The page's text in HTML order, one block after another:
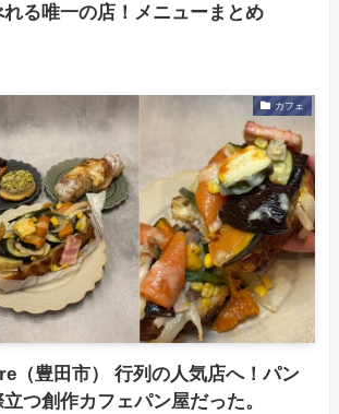
る唯一の店！メニューまとめ
カフェ
（豊田市） 行列の人気店へ！パン
つ創作カフェパン屋だった。